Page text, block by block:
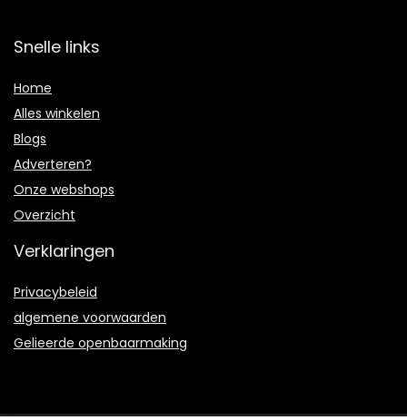
Snelle links
Home
Alles winkelen
Blogs
Adverteren?
Onze webshops
Overzicht
Verklaringen
Privacybeleid
algemene voorwaarden
Gelieerde openbaarmaking